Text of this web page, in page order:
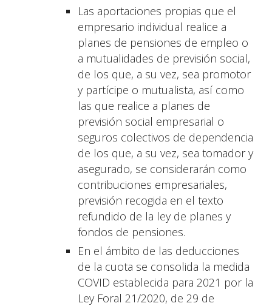
Las aportaciones propias que el
empresario individual realice a
planes de pensiones de empleo o
a mutualidades de previsión social,
de los que, a su vez, sea promotor
y partícipe o mutualista, así como
las que realice a planes de
previsión social empresarial o
seguros colectivos de dependencia
de los que, a su vez, sea tomador y
asegurado, se considerarán como
contribuciones empresariales,
previsión recogida en el texto
refundido de la ley de planes y
fondos de pensiones.
En el ámbito de las deducciones
de la cuota se consolida la medida
COVID establecida para 2021 por la
Ley Foral 21/2020, de 29 de